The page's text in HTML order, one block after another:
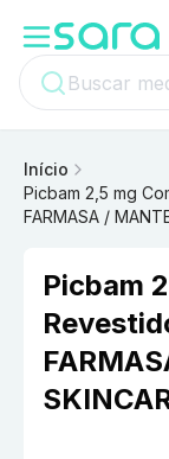
Início
Picbam 2,5 mg
FARMASA /
Picbam